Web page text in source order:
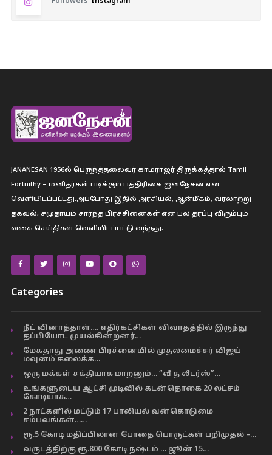
JANANESAN 1956ல் பெருந்த்தலைவர் காமராஜர் திருக்கத்தால் Tamil
Fortnithy – மனிதர்கள் படிக்கும் பத்திரிகை ஐனநேசன் என
வெளியிடப்பட்டது.அப்போது இதில் அரசியல், ஆன்மீகம், வரலாற்று
தகவல், சமுதாயம் சார்ந்த பிரச்சினைகள் என பல தரப்பு விரும்பும்
வகை செய்திகள் வெளியிடப்பட்டு வந்தது.
Categories
நீட் வினாத்தாள்…. எதிர்கட்சிகள் விவாதத்தில் இருந்து
தப்பியோட முயல்கின்றனர்…
மேகதாது அணை பிரச்னையில் முதலமைச்சர் விஜய்
மவுனம் கலைக்க…
ஒரு மக்கள் சக்தியாக மாறனும்… “வீ த லீடர்ஸ்”…
உங்களுடைய ஆட்சி முடிவில் கடன்தொகை 20 லட்சம்
கோடியாக…
2 நாட்களில் மட்டும் 17 பாலியல் வன்கொடுமை
சம்பவங்கள்……
ரூ.5 கோடி மதிப்பிலான போதை பொருட்கள் பறிமுதல் –…
வருடத்திற்கு ரூ.800 கோடி நஷ்டம் … ஜூன் 15…